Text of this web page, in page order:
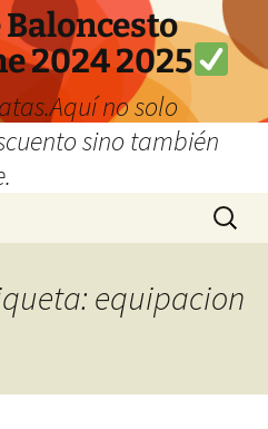
2024 2025
no solo
sino también
Buscar:
equipacion